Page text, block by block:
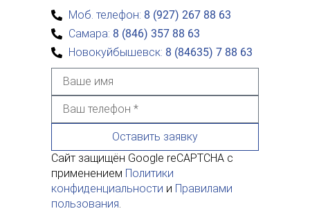
Моб. телефон: 8 (927) 267 88 63
Самара: 8 (846) 357 88 63
Новокуйбышевск: 8 (84635) 7 88 63
Сайт защищён Google reCAPTCHA с
применением Политики
конфиденциальности и Правилами
пользования
Оставить заявку